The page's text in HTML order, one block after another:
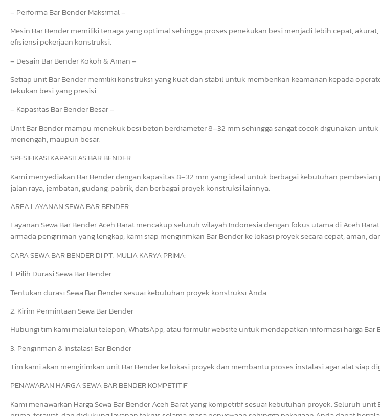
– Performa Bar Bender Maksimal –
Mesin Bar Bender memiliki tenaga yang optimal sehingga proses penekukan besi menjadi lebih cepat,
efisiensi pekerjaan konstruksi.
– Desain Bar Bender Kokoh & Aman –
Setiap unit Bar Bender memiliki konstruksi yang kuat dan stabil untuk memberikan keamanan kepada
tekukan besi yang presisi.
– Kapasitas Bar Bender Besar –
Unit Bar Bender mampu menekuk besi beton berdiameter 8–32 mm sehingga sangat cocok digunakan
menengah, maupun besar.
SPESIFIKASI KAPASITAS BAR BENDER
Kami menyediakan Bar Bender dengan kapasitas 8–32 mm yang ideal untuk berbagai kebutuhan
jalan raya, jembatan, gudang, pabrik, dan berbagai proyek konstruksi lainnya.
AREA LAYANAN SEWA BAR BENDER
Layanan Sewa Bar Bender Aceh Barat mencakup seluruh wilayah Indonesia dengan fokus utama di Aceh
armada pengiriman yang lengkap, kami siap mengirimkan Bar Bender ke lokasi proyek secara cepat, aman,
CARA SEWA BAR BENDER DI PT. MULIA KARYA PRIMA:
1. Pilih Durasi Sewa Bar Bender
Tentukan durasi Sewa Bar Bender sesuai kebutuhan proyek konstruksi Anda.
2. Kirim Permintaan Sewa Bar Bender
Hubungi tim kami melalui telepon, WhatsApp, atau formulir website untuk mendapatkan informasi harga Bar
3. Pengiriman & Instalasi Bar Bender
Tim kami akan mengirimkan unit Bar Bender ke lokasi proyek dan membantu proses instalasi agar alat siap
PENAWARAN HARGA SEWA BAR BENDER KOMPETITIF
Kami menawarkan Harga Sewa Bar Bender Aceh Barat yang kompetitif sesuai kebutuhan proyek. Seluruh